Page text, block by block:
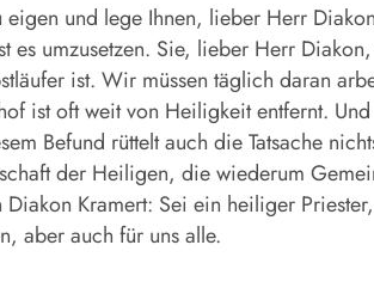
und lege Ihnen, lieber Herr
umzusetzen. Sie, lieber Herr
ist. Wir müssen täglich daran
ist oft weit von Heiligkeit entfernt.
Befund rüttelt auch die Tatsache
der Heiligen, die wiederum
Kramert: Sei ein heiliger
aber auch für uns alle.